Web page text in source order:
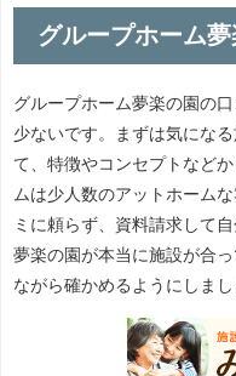
グループホーム
グループホーム夢楽の園の
少ないです。まずは気にな
て、特徴やコンセプトなど
ムは少人数のアットホーム
ミに頼らず、資料請求して
夢楽の園が本当に施設が合
ながら確かめるようにしまし